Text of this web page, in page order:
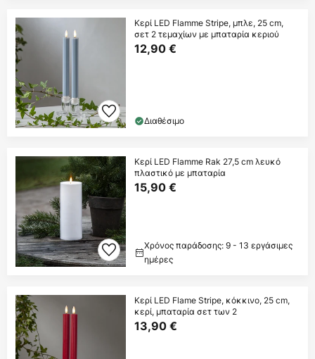
Κερί LED Flamme Stripe, μπλε, 25 cm,
σετ 2 τεμαχίων με μπαταρία κεριού
12,90 €
Διαθέσιμο
Κερί LED Flamme Rak 27,5 cm λευκό
πλαστικό με μπαταρία
15,90 €
Χρόνος παράδοσης: 9 - 13 εργάσιμες
ημέρες
Κερί LED Flame Stripe, κόκκινο, 25 cm,
κερί, μπαταρία σετ των 2
13,90 €